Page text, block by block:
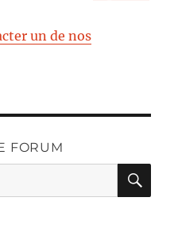
un de nos
FORUM